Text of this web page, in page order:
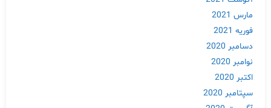
مارس 2021
فوریه 2021
دسامبر 2020
نوامبر 2020
اکتبر 2020
سپتامبر 2020